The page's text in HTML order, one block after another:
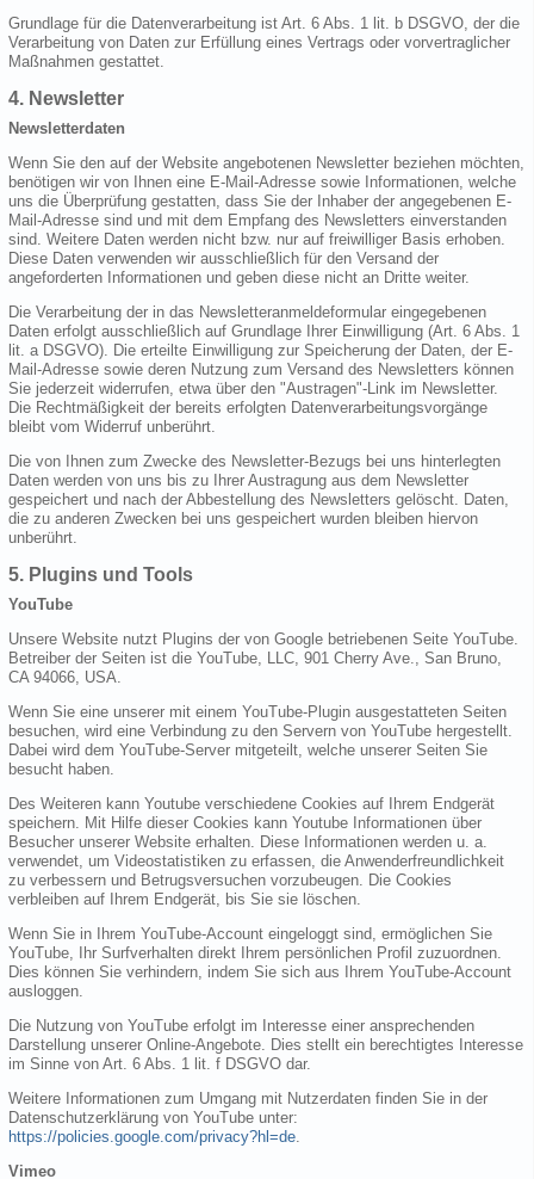
Grundlage für die Datenverarbeitung ist Art. 6 Abs. 1 lit. b DSGVO, der die
Verarbeitung von Daten zur Erfüllung eines Vertrags oder vorvertraglicher
Maßnahmen gestattet.
4. Newsletter
Newsletterdaten
Wenn Sie den auf der Website angebotenen Newsletter beziehen möchten,
benötigen wir von Ihnen eine E-Mail-Adresse sowie Informationen, welche
uns die Überprüfung gestatten, dass Sie der Inhaber der angegebenen E-
Mail-Adresse sind und mit dem Empfang des Newsletters einverstanden
sind. Weitere Daten werden nicht bzw. nur auf freiwilliger Basis erhoben.
Diese Daten verwenden wir ausschließlich für den Versand der
angeforderten Informationen und geben diese nicht an Dritte weiter.
Die Verarbeitung der in das Newsletteranmeldeformular eingegebenen
Daten erfolgt ausschließlich auf Grundlage Ihrer Einwilligung (Art. 6 Abs. 1
lit. a DSGVO). Die erteilte Einwilligung zur Speicherung der Daten, der E-
Mail-Adresse sowie deren Nutzung zum Versand des Newsletters können
Sie jederzeit widerrufen, etwa über den "Austragen"-Link im Newsletter.
Die Rechtmäßigkeit der bereits erfolgten Datenverarbeitungsvorgänge
bleibt vom Widerruf unberührt.
Die von Ihnen zum Zwecke des Newsletter-Bezugs bei uns hinterlegten
Daten werden von uns bis zu Ihrer Austragung aus dem Newsletter
gespeichert und nach der Abbestellung des Newsletters gelöscht. Daten,
die zu anderen Zwecken bei uns gespeichert wurden bleiben hiervon
unberührt.
5. Plugins und Tools
YouTube
Unsere Website nutzt Plugins der von Google betriebenen Seite YouTube.
Betreiber der Seiten ist die YouTube, LLC, 901 Cherry Ave., San Bruno,
CA 94066, USA.
Wenn Sie eine unserer mit einem YouTube-Plugin ausgestatteten Seiten
besuchen, wird eine Verbindung zu den Servern von YouTube hergestellt.
Dabei wird dem YouTube-Server mitgeteilt, welche unserer Seiten Sie
besucht haben.
Des Weiteren kann Youtube verschiedene Cookies auf Ihrem Endgerät
speichern. Mit Hilfe dieser Cookies kann Youtube Informationen über
Besucher unserer Website erhalten. Diese Informationen werden u. a.
verwendet, um Videostatistiken zu erfassen, die Anwenderfreundlichkeit
zu verbessern und Betrugsversuchen vorzubeugen. Die Cookies
verbleiben auf Ihrem Endgerät, bis Sie sie löschen.
Wenn Sie in Ihrem YouTube-Account eingeloggt sind, ermöglichen Sie
YouTube, Ihr Surfverhalten direkt Ihrem persönlichen Profil zuzuordnen.
Dies können Sie verhindern, indem Sie sich aus Ihrem YouTube-Account
ausloggen.
Die Nutzung von YouTube erfolgt im Interesse einer ansprechenden
Darstellung unserer Online-Angebote. Dies stellt ein berechtigtes Interesse
im Sinne von Art. 6 Abs. 1 lit. f DSGVO dar.
Weitere Informationen zum Umgang mit Nutzerdaten finden Sie in der
Datenschutzerklärung von YouTube unter:
https://policies.google.com/privacy?hl=de
Vimeo